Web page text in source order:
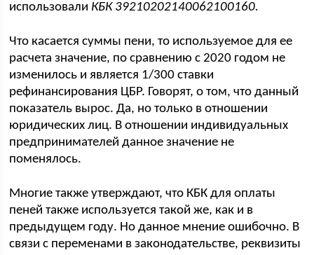
использовали КБК 39210202140062100160.
Что касается суммы пени, то используемое для ее
расчета значение, по сравнению с 2020 годом не
изменилось и является 1/300 ставки
рефинансирования ЦБР. Говорят, о том, что данный
показатель вырос. Да, но только в отношении
юридических лиц. В отношении индивидуальных
предпринимателей данное значение не
поменялось.
Многие также утверждают, что КБК для оплаты
пеней также используется такой же, как и в
предыдущем году. Но данное мнение ошибочно. В
связи с переменами в законодательстве, реквизиты